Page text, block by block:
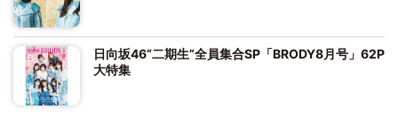
日向坂46“二期生”全員集合SP「BRODY8月号」62P
大特集